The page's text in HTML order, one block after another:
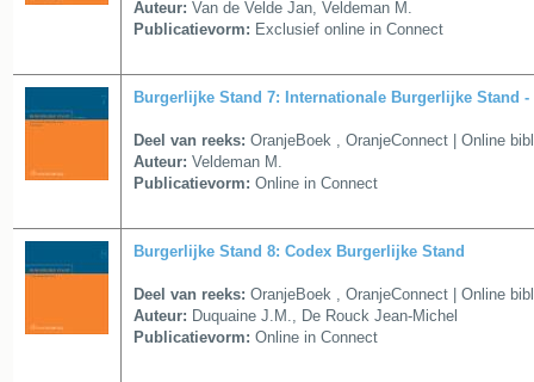
Auteur: Van de Velde Jan, Veldeman M.
Publicatievorm: Exclusief online in Connect
Burgerlijke Stand 7: Internationale Burgerlijke Stand -
Deel van reeks: OranjeBoek , OranjeConnect | Online
Auteur: Veldeman M.
Publicatievorm: Online in Connect
Burgerlijke Stand 8: Codex Burgerlijke Stand
Deel van reeks: OranjeBoek , OranjeConnect | Online
Auteur: Duquaine J.M., De Rouck Jean-Michel
Publicatievorm: Online in Connect